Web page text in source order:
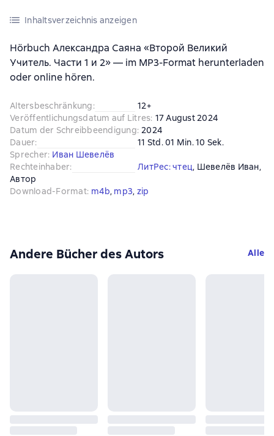
Inhaltsverzeichnis anzeigen
Hörbuch Александра Саяна «Второй Великий
Учитель. Части 1 и 2» — im MP3-Format herunterladen
oder online hören.
Altersbeschränkung:
12+
Veröffentlichungsdatum auf Litres: 17 August 2024
Datum der Schreibbeendigung: 2024
Dauer:
11 Std. 01 Min. 10 Sek.
Sprecher: Иван Шевелёв
Rechteinhaber: ЛитРес: чтец, Шевелёв Иван,
Автор
Download-Format: m4b, mp3, zip
Andere Bücher des Autors Alle